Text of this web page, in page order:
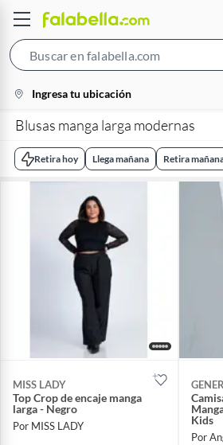
Bar
location-
icon
Ingresa tu ubicación
Blusas manga larga modernas
Retira hoy Llega mañana Retira
MISS LADY
Top Crop de encaje manga
larga - Negro
Por MISS LADY
Kids
Por